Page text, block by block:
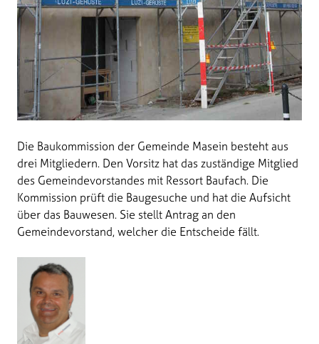
Die Baukommission der Gemeinde Masein besteht aus
drei Mitgliedern. Den Vorsitz hat das zuständige Mitglied
des Gemeindevorstandes mit Ressort Baufach. Die
Kommission prüft die Baugesuche und hat die Aufsicht
über das Bauwesen. Sie stellt Antrag an den
Gemeindevorstand, welcher die Entscheide fällt.